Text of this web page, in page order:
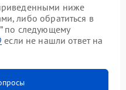
ниже
либо обратиться в
по следующему
если не нашли ответ на